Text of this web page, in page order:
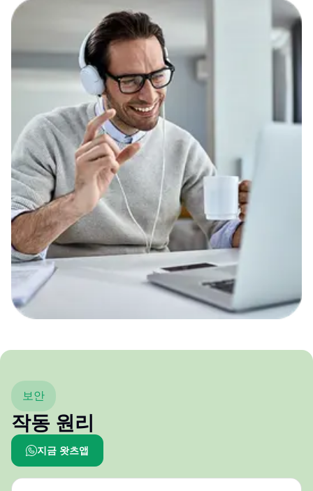
보안
작동 원리
지금 왓츠앱